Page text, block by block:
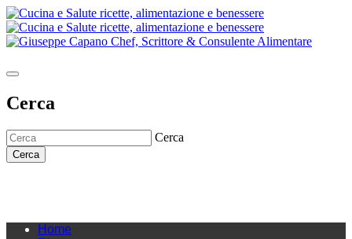
Cerca
Cerca
Cerca
Home